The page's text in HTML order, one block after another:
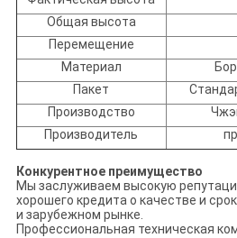
Общая высота
Перемещение
Материал
Пакет
Производство
Производитель
Конкурентное преимущество
Мы заслуживаем высокую
хорошего кредита о качестве и
и зарубежном рынке.
Профессиональная техническая